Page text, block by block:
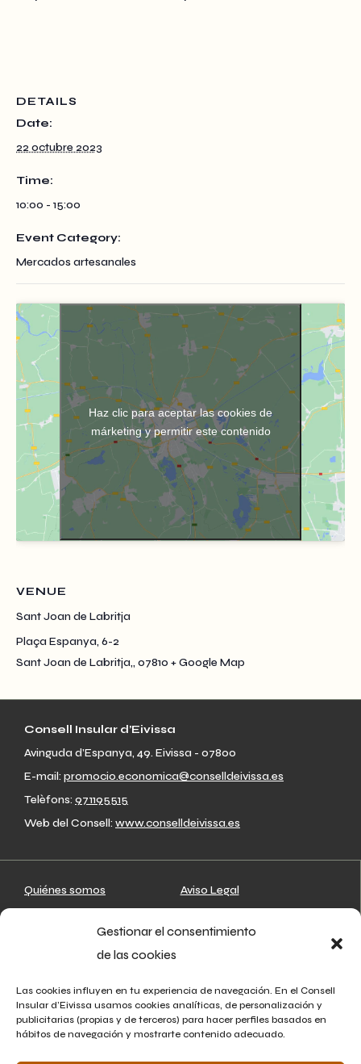
Gestionar el consentimiento
de las cookies
Las cookies influyen en tu experiencia de navegación. En el Consell
Insular d’Eivissa usamos cookies analíticas, de personalización y
publicitarias (propias y de terceros) para hacer perfiles basados en
hábitos de navegación y mostrarte contenido adecuado.
DETAILS
Date:
22 octubre 2023
Time:
10:00 - 15:00
Event Category:
Mercados artesanales
VENUE
Sant Joan de Labritja
Plaça Espanya, 6-2
Sant Joan de Labritja,, 07810 + Google Map
Haz clic para aceptar las cookies de
márketing y permitir este contenido
Consell Insular d’Eivissa
Avinguda d’Espanya, 49. Eivissa - 07800
E-mail: promocio.economica@conselldeivissa.es
Telèfons: 971195515
Web del Consell: www.conselldeivissa.es
Quiénes somos
Agenda
Noticias
Contacto
Aviso Legal
Política de cookies